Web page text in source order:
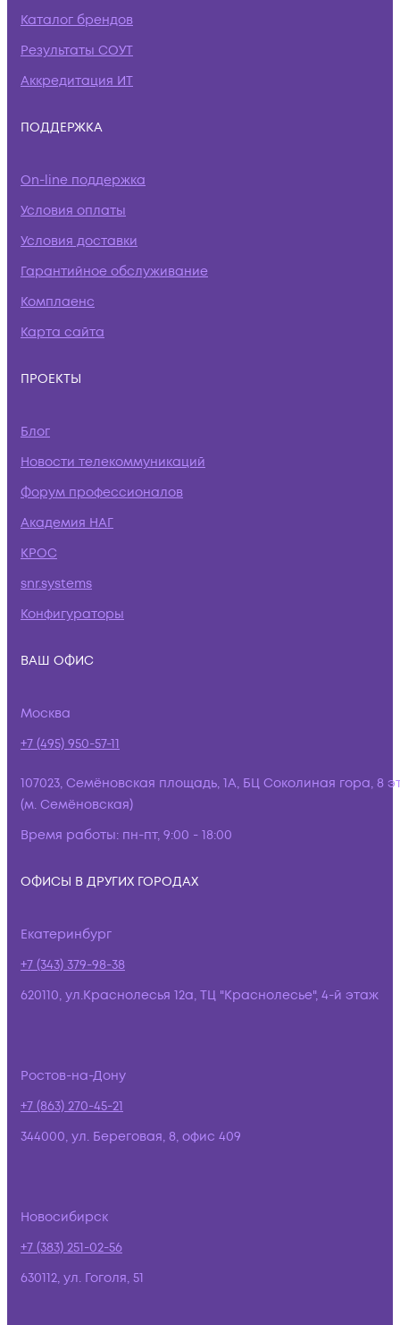
Каталог брендов
Результаты СОУТ
Аккредитация ИТ
ПОДДЕРЖКА
On-line поддержка
Условия оплаты
Условия доставки
Гарантийное обслуживание
Комплаенс
Карта сайта
ПРОЕКТЫ
Блог
Новости телекоммуникаций
Форум профессионалов
Академия НАГ
КРОС
snr.systems
Конфигураторы
ВАШ ОФИС
Москва
+7 (495) 950-57-11
107023, Семёновская площадь, 1А, БЦ Соколиная гора, 8
(м. Семёновская)
Время работы: пн-пт, 9:00 - 18:00
ОФИСЫ В ДРУГИХ ГОРОДАХ
Екатеринбург
+7 (343) 379-98-38
620110, ул.Краснолесья 12а, ТЦ "Краснолесье", 4-й этаж
Ростов-на-Дону
+7 (863) 270-45-21
344000, ул. Береговая, 8, офис 409
Новосибирск
+7 (383) 251-02-56
630112, ул. Гоголя, 51